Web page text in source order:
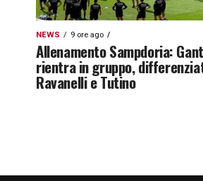
NEWS 9 ore ago
Allenamento Sampdoria:
rientra in gruppo,
Ravanelli e Tutino